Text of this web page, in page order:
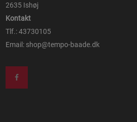
2635 Ishøj
Kontakt
Tlf.: 43730105
Email: shop@tempo-baade.dk